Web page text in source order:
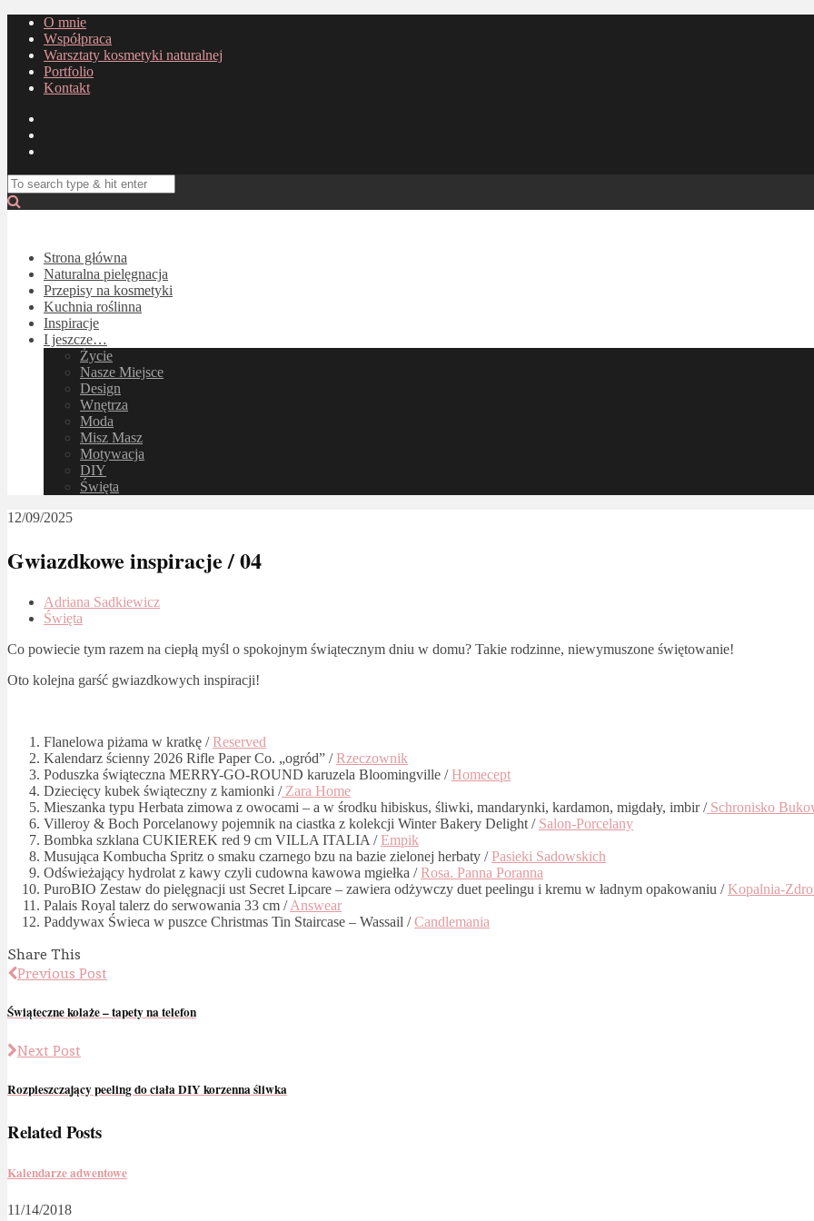
O mnie
Współpraca
Warsztaty kosmetyki naturalnej
Portfolio
Kontakt
Strona główna
Naturalna pielęgnacja
Przepisy na kosmetyki
Kuchnia roślinna
Inspiracje
I jeszcze…
Życie
Nasze Miejsce
Design
Wnętrza
Moda
Misz Masz
Motywacja
DIY
Święta
12/09/2025
Gwiazdkowe inspiracje / 04
Adriana Sadkiewicz
Święta
Co powiecie tym razem na ciepłą myśl o spokojnym świątecznym dniu w domu? Takie rodzinne, niewymuszone świętowanie!
Oto kolejna garść gwiazdkowych inspiracji!
Flanelowa piżama w kratkę /Reserved
Kalendarz ścienny 2026 Rifle Paper Co. „ogród” /Rzeczownik
Poduszka świąteczna MERRY-GO-ROUND karuzela Bloomingville /Homecept
Dziecięcy kubek świąteczny z kamionki /Zara Home
Mieszanka typu Herbata zimowa z owocami – a w środku hibiskus, śliwki, mandarynki, kardamon, migdały, imbir /Schronisko
Villeroy & Boch Porcelanowy pojemnik na ciastka z kolekcji Winter Bakery Delight / Salon-Porcelany
Bombka szklana CUKIEREK red 9 cm VILLA ITALIA /Empik
Musująca Kombucha Spritz o smaku czarnego bzu na bazie zielonej herbaty /Pasieki Sadowskich
Odświeżający hydrolat z kawy czyli cudowna kawowa mgiełka /Rosa. Panna Poranna
PuroBIO Zestaw do pielęgnacji ust Secret Lipcare – zawiera odżywczy duet peelingu i kremu w ładnym opakowaniu /Kopalnia-
Palais Royal talerz do serwowania 33 cm /Answear
Paddywax Świeca w puszce Christmas Tin Staircase – Wassail /Candlemania
Share This
Previous Post
Świąteczne kolaże – tapety na telefon
Next Post
Rozpieszczający peeling do ciała DIY korzenna śliwka
Related Posts
Kalendarze adwentowe
11/14/2018